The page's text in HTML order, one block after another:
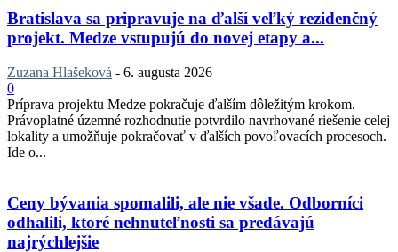
Bratislava sa pripravuje na ďalší veľký rezidenčný
projekt. Medze vstupujú do novej etapy a...
Zuzana Hlašeková - 6. augusta 2026
0
Príprava projektu Medze pokračuje ďalším dôležitým krokom.
Právoplatné územné rozhodnutie potvrdilo navrhované riešenie celej
lokality a umožňuje pokračovať v ďalších povoľovacích procesoch.
Ide o...
Ceny bývania spomalili, ale nie všade. Odborníci
odhalili, ktoré nehnuteľnosti sa predávajú
najrýchlejšie